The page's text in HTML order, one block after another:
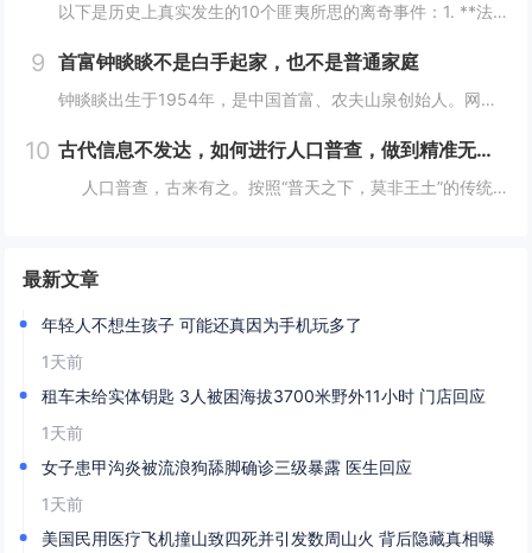
以下是历史上真实发生的10个匪夷所思的离奇事件：1. **法国女子学校火灾事件**：2002年，沙特阿拉伯麦加的一所女子学校发生火灾，女学生们逃离时，在校门口巡逻的“宗教警察”竟以她们没有佩戴面纱、没穿伊斯兰传统服装为由阻止学生离开着火的教...
9 首富钟睒睒不是白手起家，也不是普通家庭
钟睒睒出生于1954年，是中国首富、农夫山泉创始人。网上都说钟睒睒是白手起家、普通家庭，但我不这么认为。你仔细看：背景：钟睒睒的父亲在浙东游击区做新闻宣传工作，建国后进入了《浙江日报》做编辑工作，还曾做过浙江人民广播电台政治宣传组负责人。钟...
10 古代信息不发达，如何进行人口普查，做到精准无误？折服古人智慧
人口普查，古来有之。按照“普天之下，莫非王土”的传统，将户籍统计纳入到细化准确这一办法，我国在世界历史上都属于遥遥领先者。那么在古代没有任何今天的完整统计技术，是怎么做到精确统计的呢？人口直接关系到兴...
最新文章
年轻人不想生孩子 可能还真因为手机玩多了
1天前
租车未给实体钥匙 3人被困海拔3700米野外11小时 门店回应
1天前
女子患甲沟炎被流浪狗舔脚确诊三级暴露 医生回应
1天前
美国民用医疗飞机撞山致四死并引发数周山火 背后隐藏真相曝